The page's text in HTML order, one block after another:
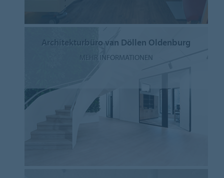
Architekturbüro van Döllen Oldenburg
MEHR INFORMATIONEN